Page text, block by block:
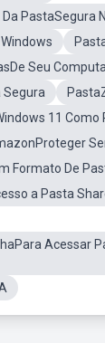
PastaSegura
Seu
Segura
11 Como
Formato De
a Pasta
Acessar